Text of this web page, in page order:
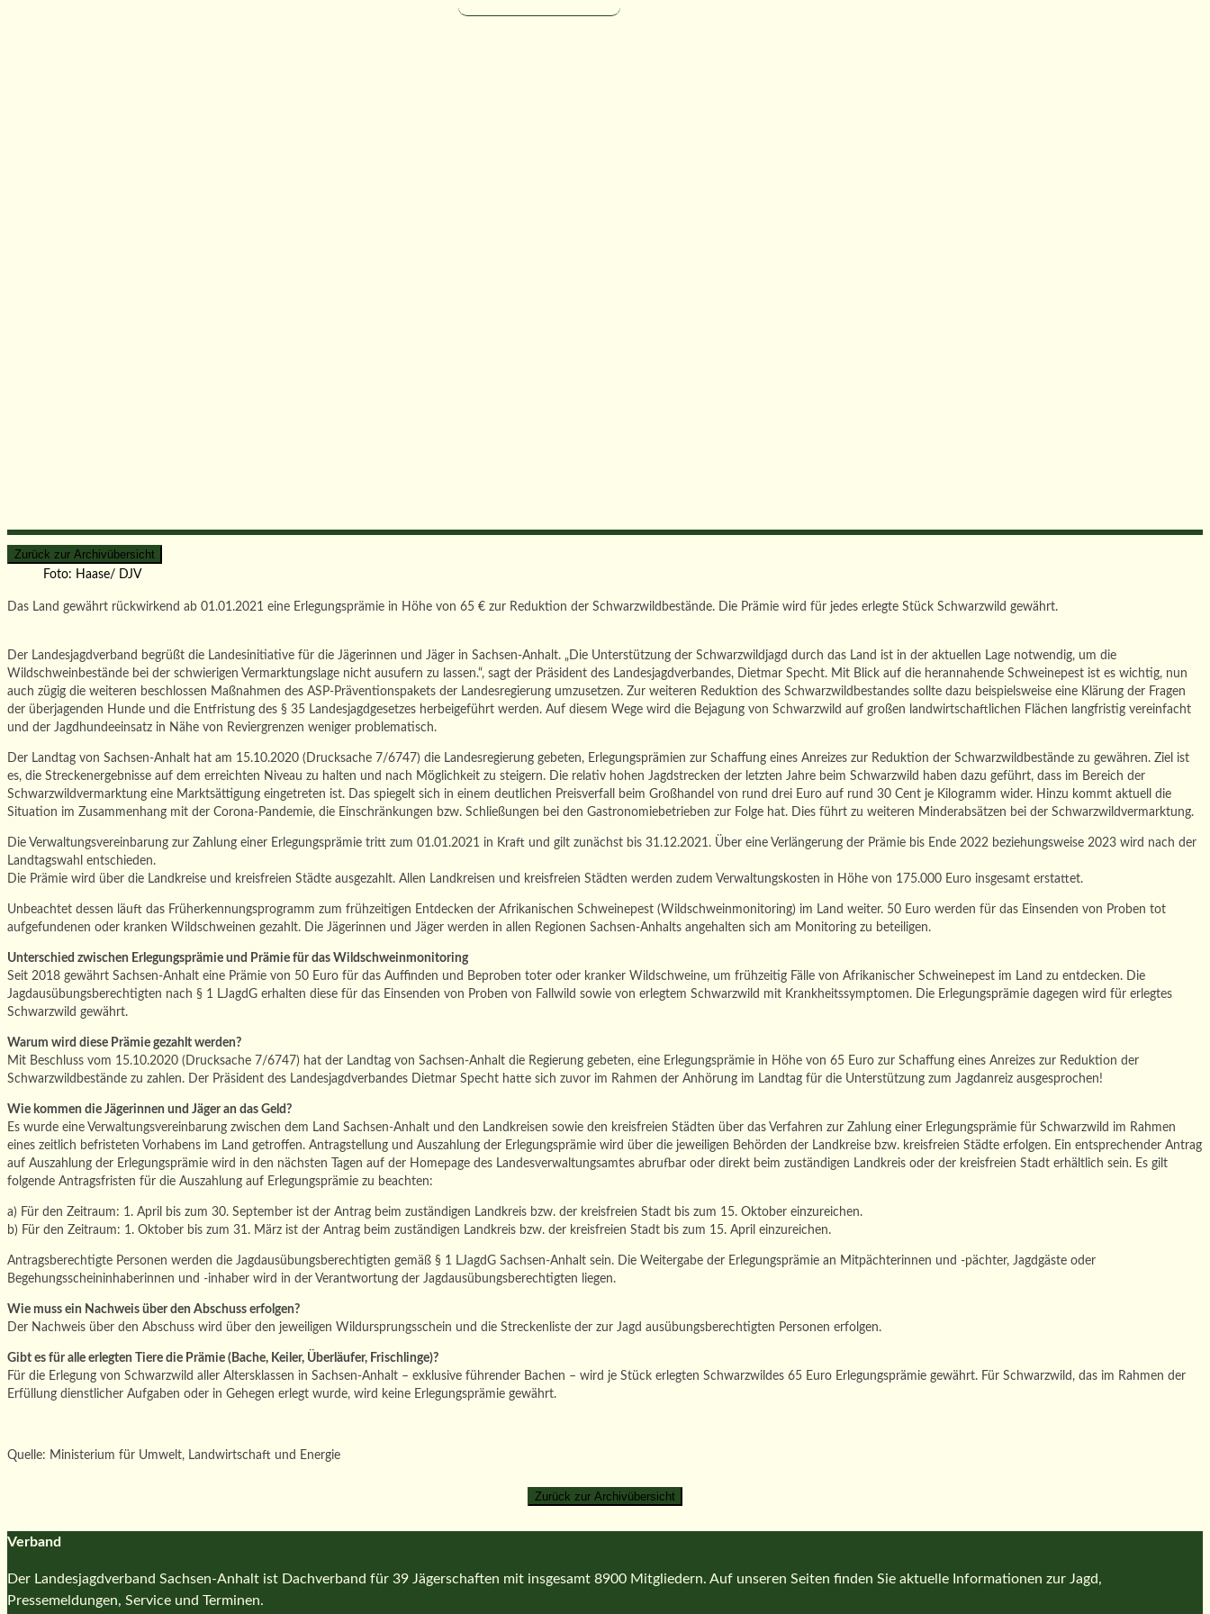
Foto: Haase/ DJV
Das Land gewährt rückwirkend ab 01.01.2021 eine Erlegungsprämie in Höhe von 65 € zur Reduktion der Schwarzwildbestände. Die Prämie wird für jedes erlegte Stück Schwarzwild gewährt.
Der Landesjagdverband begrüßt die Landesinitiative für die Jägerinnen und Jäger in Sachsen-Anhalt. „Die Unterstützung der Schwarzwildjagd durch das Land ist in der aktuellen Lage notwendig, um die
Wildschweinbestände bei der schwierigen Vermarktungslage nicht ausufern zu lassen.“, sagt der Präsident des Landesjagdverbandes, Dietmar Specht. Mit Blick auf die herannahende Schweinepest ist es wichtig, nun
auch zügig die weiteren beschlossen Maßnahmen des ASP-Präventionspakets der Landesregierung umzusetzen. Zur weiteren Reduktion des Schwarzwildbestandes sollte dazu beispielsweise eine Klärung der Fragen
der überjagenden Hunde und die Entfristung des § 35 Landesjagdgesetzes herbeigeführt werden. Auf diesem Wege wird die Bejagung von Schwarzwild auf großen landwirtschaftlichen Flächen langfristig vereinfacht
und der Jagdhundeeinsatz in Nähe von Reviergrenzen weniger problematisch.
Der Landtag von Sachsen-Anhalt hat am 15.10.2020 (Drucksache 7/6747) die Landesregierung gebeten, Erlegungsprämien zur Schaffung eines Anreizes zur Reduktion der Schwarzwildbestände zu gewähren. Ziel ist
es, die Streckenergebnisse auf dem erreichten Niveau zu halten und nach Möglichkeit zu steigern. Die relativ hohen Jagdstrecken der letzten Jahre beim Schwarzwild haben dazu geführt, dass im Bereich der
Schwarzwildvermarktung eine Marktsättigung eingetreten ist. Das spiegelt sich in einem deutlichen Preisverfall beim Großhandel von rund drei Euro auf rund 30 Cent je Kilogramm wider. Hinzu kommt aktuell die
Situation im Zusammenhang mit der Corona-Pandemie, die Einschränkungen bzw. Schließungen bei den Gastronomiebetrieben zur Folge hat. Dies führt zu weiteren Minderabsätzen bei der Schwarzwildvermarktung.
Die Verwaltungsvereinbarung zur Zahlung einer Erlegungsprämie tritt zum 01.01.2021 in Kraft und gilt zunächst bis 31.12.2021. Über eine Verlängerung der Prämie bis Ende 2022 beziehungsweise 2023 wird nach der
Landtagswahl entschieden.
Die Prämie wird über die Landkreise und kreisfreien Städte ausgezahlt. Allen Landkreisen und kreisfreien Städten werden zudem Verwaltungskosten in Höhe von 175.000 Euro insgesamt erstattet.
Unbeachtet dessen läuft das Früherkennungsprogramm zum frühzeitigen Entdecken der Afrikanischen Schweinepest (Wildschweinmonitoring) im Land weiter. 50 Euro werden für das Einsenden von Proben tot
aufgefundenen oder kranken Wildschweinen gezahlt. Die Jägerinnen und Jäger werden in allen Regionen Sachsen-Anhalts angehalten sich am Monitoring zu beteiligen.
Unterschied zwischen Erlegungsprämie und Prämie für das Wildschweinmonitoring
Seit 2018 gewährt Sachsen-Anhalt eine Prämie von 50 Euro für das Auffinden und Beproben toter oder kranker Wildschweine, um frühzeitig Fälle von Afrikanischer Schweinepest im Land zu entdecken. Die
Jagdausübungsberechtigten nach § 1 LJagdG erhalten diese für das Einsenden von Proben von Fallwild sowie von erlegtem Schwarzwild mit Krankheitssymptomen. Die Erlegungsprämie dagegen wird für erlegtes
Schwarzwild gewährt.
Warum wird diese Prämie gezahlt werden?
Mit Beschluss vom 15.10.2020 (Drucksache 7/6747) hat der Landtag von Sachsen-Anhalt die Regierung gebeten, eine Erlegungsprämie in Höhe von 65 Euro zur Schaffung eines Anreizes zur Reduktion der
Schwarzwildbestände zu zahlen. Der Präsident des Landesjagdverbandes Dietmar Specht hatte sich zuvor im Rahmen der Anhörung im Landtag für die Unterstützung zum Jagdanreiz ausgesprochen!
Wie kommen die Jägerinnen und Jäger an das Geld?
Es wurde eine Verwaltungsvereinbarung zwischen dem Land Sachsen-Anhalt und den Landkreisen sowie den kreisfreien Städten über das Verfahren zur Zahlung einer Erlegungsprämie für Schwarzwild im Rahmen
eines zeitlich befristeten Vorhabens im Land getroffen. Antragstellung und Auszahlung der Erlegungsprämie wird über die jeweiligen Behörden der Landkreise bzw. kreisfreien Städte erfolgen. Ein entsprechender Antrag
auf Auszahlung der Erlegungsprämie wird in den nächsten Tagen auf der Homepage des Landesverwaltungsamtes abrufbar oder direkt beim zuständigen Landkreis oder der kreisfreien Stadt erhältlich sein. Es gilt
folgende Antragsfristen für die Auszahlung auf Erlegungsprämie zu beachten:
a) Für den Zeitraum: 1. April bis zum 30. September ist der Antrag beim zuständigen Landkreis bzw. der kreisfreien Stadt bis zum 15. Oktober einzureichen.
b) Für den Zeitraum: 1. Oktober bis zum 31. März ist der Antrag beim zuständigen Landkreis bzw. der kreisfreien Stadt bis zum 15. April einzureichen.
Antragsberechtigte Personen werden die Jagdausübungsberechtigten gemäß § 1 LJagdG Sachsen-Anhalt sein. Die Weitergabe der Erlegungsprämie an Mitpächterinnen und -pächter, Jagdgäste oder
Begehungsscheininhaberinnen und -inhaber wird in der Verantwortung der Jagdausübungsberechtigten liegen.
Wie muss ein Nachweis über den Abschuss erfolgen?
Der Nachweis über den Abschuss wird über den jeweiligen Wildursprungsschein und die Streckenliste der zur Jagd ausübungsberechtigten Personen erfolgen.
Gibt es für alle erlegten Tiere die Prämie (Bache, Keiler, Überläufer, Frischlinge)?
Für die Erlegung von Schwarzwild aller Altersklassen in Sachsen-Anhalt – exklusive führender Bachen – wird je Stück erlegten Schwarzwildes 65 Euro Erlegungsprämie gewährt. Für Schwarzwild, das im Rahmen der
Erfüllung dienstlicher Aufgaben oder in Gehegen erlegt wurde, wird keine Erlegungsprämie gewährt.
Quelle: Ministerium für Umwelt, Landwirtschaft und Energie
Verband
Der Landesjagdverband Sachsen-Anhalt ist Dachverband für 39 Jägerschaften mit insgesamt 8900 Mitgliedern. Auf unseren Seiten finden Sie aktuelle Informationen zur Jagd,
Pressemeldungen, Service und Terminen.